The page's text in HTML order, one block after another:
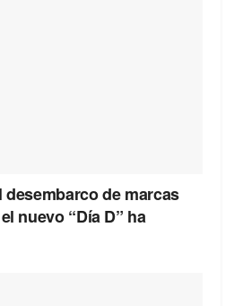
desembarco de marcas
nuevo “Día D” ha